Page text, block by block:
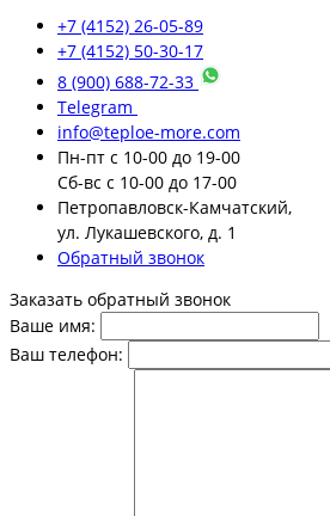
+7 (4152) 26-05-89
+7 (4152) 50-30-17
8 (900) 688-72-33
Telegram
info@teploe-more.com
Пн-пт с 10-00 до 19-00
Сб-вс с 10-00 до 17-00
Петропавловск-Камчатский,
ул. Лукашевского, д. 1
Обратный звонок
Заказать обратный звонок
Ваше имя:
Ваш телефон: